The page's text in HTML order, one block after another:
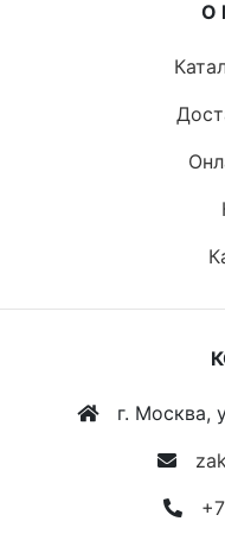
О
г. Москва,